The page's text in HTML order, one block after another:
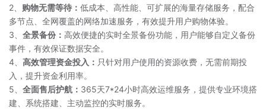
2、 购物无需等待： 低成本、高性能、可扩展的海量存储服务，配合
多节点、全网覆盖的网络加速服务，有效提升用户购物体验。
3、 全景备份： 高效便捷的实时全景备份功能，用户能够自定义备份
事件，有效保证数据安全。
4、 高效管理资金投入： 只针对用户使用的资源收费，无需前期投
入，提升资金利用率。
5、 全面售后护航： 365天7*24小时高效运维服务，提供专业环境搭
建、系统搭建、主动监控的实时服务。